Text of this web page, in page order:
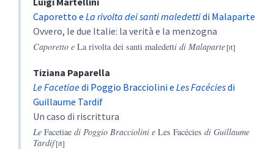
Caporetto e La rivolta dei santi maledettidi Malaparte
Ovvero, le due Italie: la verità e la menzogna
Caporetto e La rivolta dei santi maledetti di Malaparte
Tiziana Paparella
Le Facetiaedi Poggio Bracciolini e Les Facéciesdi
Guillaume Tardif
Un caso di riscrittura
Le Facetiae di Poggio Bracciolini e Les Facécies di Guillaume
Tardif